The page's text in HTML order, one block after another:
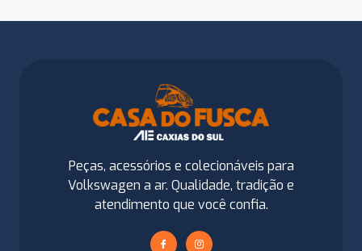
Peças, acessórios e colecionáveis para
Volkswagen a ar. Qualidade, tradição e
atendimento que você confia.